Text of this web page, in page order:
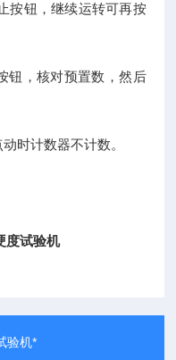
按钮，继续运转可再按
，核对预置数，然后
时计数器不计数。
度试验机
验机*